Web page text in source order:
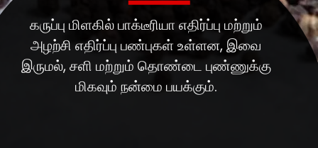
கருப்பு மிளகில் பாக்டீரியா எதிர்ப்பு மற்றும்
அழற்சி எதிர்ப்பு பண்புகள் உள்ளன, இவை
இருமல், சளி மற்றும் தொண்டை புண்ணுக்கு